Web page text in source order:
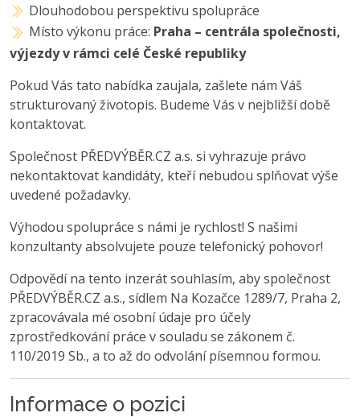
Dlouhodobou perspektivu spolupráce
Místo výkonu práce: Praha – centrála společnosti,
výjezdy v rámci celé České republiky
Pokud Vás tato nabídka zaujala, zašlete nám Váš
strukturovaný životopis. Budeme Vás v nejbližší době
kontaktovat.
Společnost PŘEDVÝBĚR.CZ a.s. si vyhrazuje právo
nekontaktovat kandidáty, kteří nebudou splňovat výše
uvedené požadavky.
Výhodou spolupráce s námi je rychlost! S našimi
konzultanty absolvujete pouze telefonický pohovor!
Odpovědí na tento inzerát souhlasím, aby společnost
PŘEDVÝBĚR.CZ a.s., sídlem Na Kozačce 1289/7, Praha 2,
zpracovávala mé osobní údaje pro účely
zprostředkování práce v souladu se zákonem č.
110/2019 Sb., a to až do odvolání písemnou formou.
Informace o pozici